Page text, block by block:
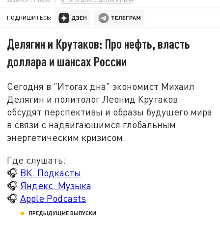
ПОДПИШИТЕСЬ:
Делягин и Крутаков: Про нефть, власть
доллара и шансах России
Сегодня в "Итогах дна" экономист Михаил
Делягин и политолог Леонид Крутаков
обсудят перспективы и образы будущего мира
в связи с надвигающимся глобальным
энергетическим кризисом.
Где слушать:
🎧 ВК. Подкасты
🎧 Яндекс. Музыка
🎧 Apple Podcasts
ПРЕДЫДУЩИЕ ВЫПУСКИ